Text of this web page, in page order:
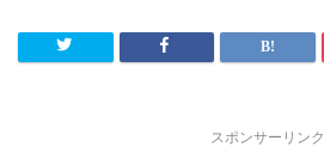
スポンサーリンク